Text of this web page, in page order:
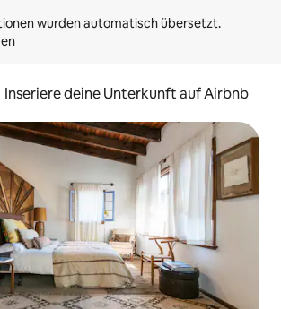
Inseriere deine Unterkunft auf Airbnb